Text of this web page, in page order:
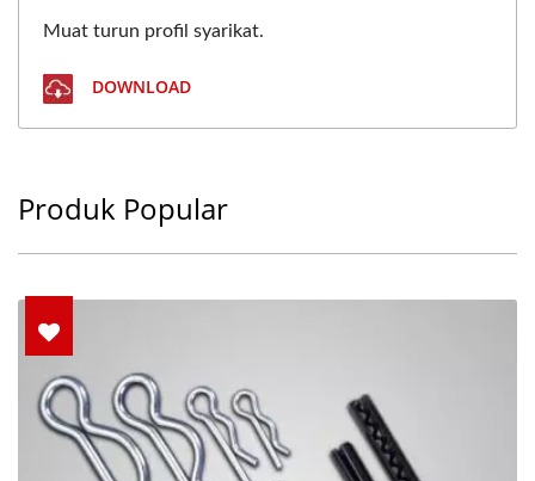
Muat turun profil syarikat.
DOWNLOAD
Produk Popular